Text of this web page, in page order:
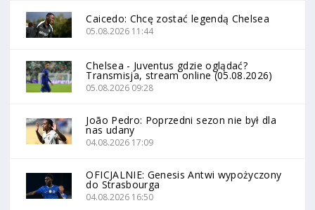
Caicedo: Chcę zostać legendą Chelsea
05.08.2026 11:44
Chelsea - Juventus gdzie oglądać?
Transmisja, stream online (05.08.2026)
05.08.2026 09:28
João Pedro: Poprzedni sezon nie był dla
nas udany
04.08.2026 17:09
OFICJALNIE: Genesis Antwi wypożyczony
do Strasbourga
04.08.2026 16:50